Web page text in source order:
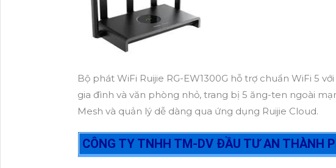
Bộ phát WiFi Ruijie RG-EW1300G hỗ trợ chuẩn WiFi 5
gia đình và văn phòng nhỏ, trang bị 5 ăng-ten ngoài
Mesh và quản lý dễ dàng qua ứng dụng Ruijie Cloud.
CÔNG TY TNHH TM-DV ĐẦU TƯ AN THÀNH